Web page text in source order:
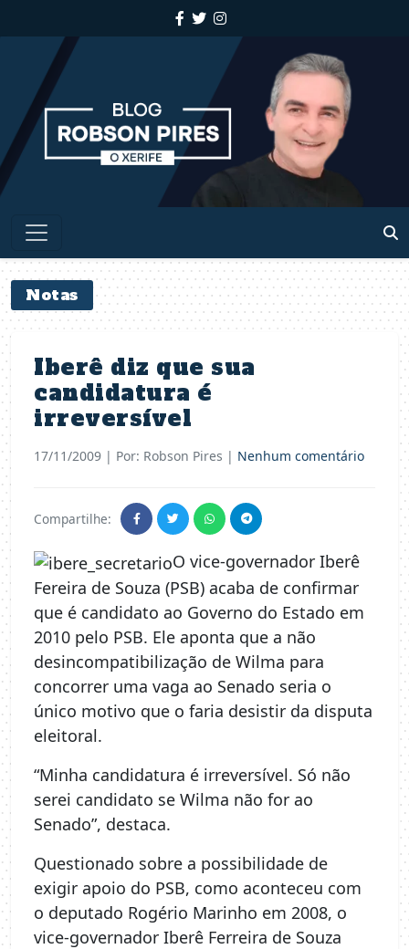
Notas
Iberê diz que sua
candidatura é
irreversível
17/11/2009 | Por: Robson Pires | Nenhum comentário
Compartilhe:
O vice-governador Iberê
Fereira de Souza (PSB) acaba de confirmar
que é candidato ao Governo do Estado em
2010 pelo PSB. Ele aponta que a não
desincompatibilização de Wilma para
concorrer uma vaga ao Senado seria o
único motivo que o faria desistir da disputa
eleitoral.
“Minha candidatura é irreversível. Só não
serei candidato se Wilma não for ao
Senado”, destaca.
Questionado sobre a possibilidade de
exigir apoio do PSB, como aconteceu com
o deputado Rogério Marinho em 2008, o
vice-governador Iberê Ferreira de Souza